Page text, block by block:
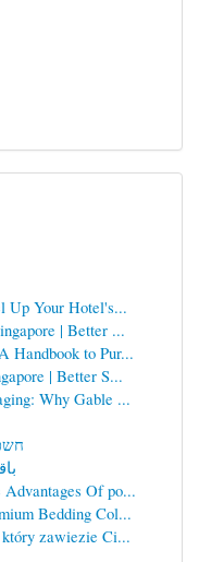
Up Your Hotel's...
| Better ...
Handbook to Pur...
| Better S...
Why Gable ...
Of po...
Bedding Col...
który zawiezie Ci...